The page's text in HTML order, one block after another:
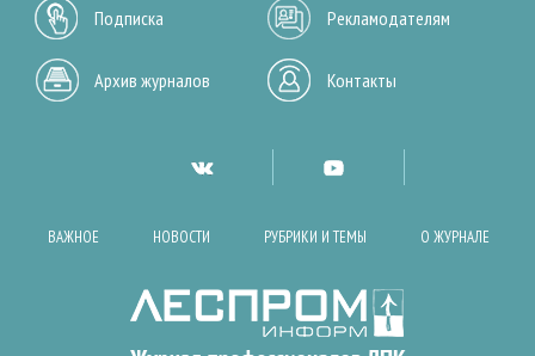
Подписка Рекламодателям
Архив журналов Контакты
ВАЖНОЕ НОВОСТИ РУБРИКИ И ТЕМЫ О ЖУРНАЛЕ